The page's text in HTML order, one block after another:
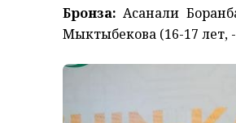
Бронза: Асанали
Мыктыбекова (16-17 лет,